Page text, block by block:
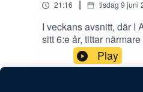
21:16 | tisdag 9 juni
I veckans avsnitt, där I
sitt 6:e år, tittar
både ur anatomiskt
som utifrån ett yogiskt
Play